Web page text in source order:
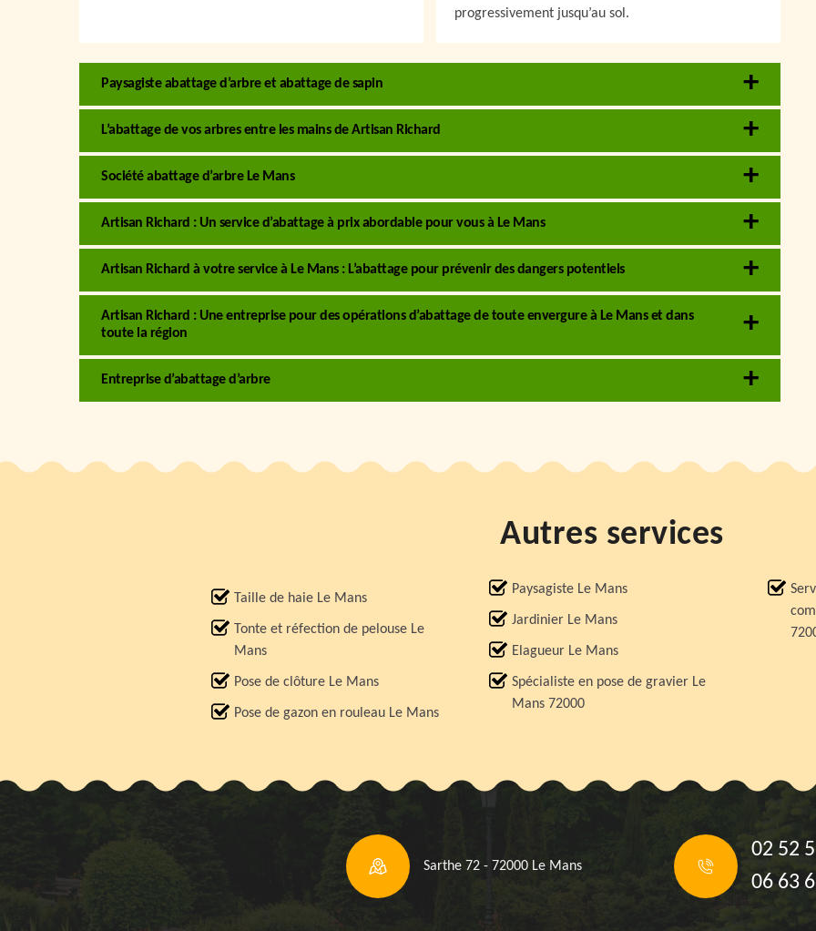
progressivement jusqu’au sol.
Paysagiste abattage d’arbre et abattage de sapin
L’abattage de vos arbres entre les mains de Artisan Richard
Société abattage d’arbre Le Mans
Artisan Richard : Un service d’abattage à prix abordable pour vous à Le Mans
Artisan Richard à votre service à Le Mans : L’abattage pour prévenir des dangers potentiels
Artisan Richard : Une entreprise pour des opérations d’abattage de toute envergure à Le Mans et dans
toute la région
Entreprise d’abattage d’arbre
Autres services
Taille de haie Le Mans
Tonte et réfection de pelouse Le
Mans
Pose de clôture Le Mans
Pose de gazon en rouleau Le Mans
Paysagiste Le Mans
Jardinier Le Mans
Elagueur Le Mans
Spécialiste en pose de gravier Le
Mans 72000
Sarthe 72 - 72000 Le Mans
02 52
06 63